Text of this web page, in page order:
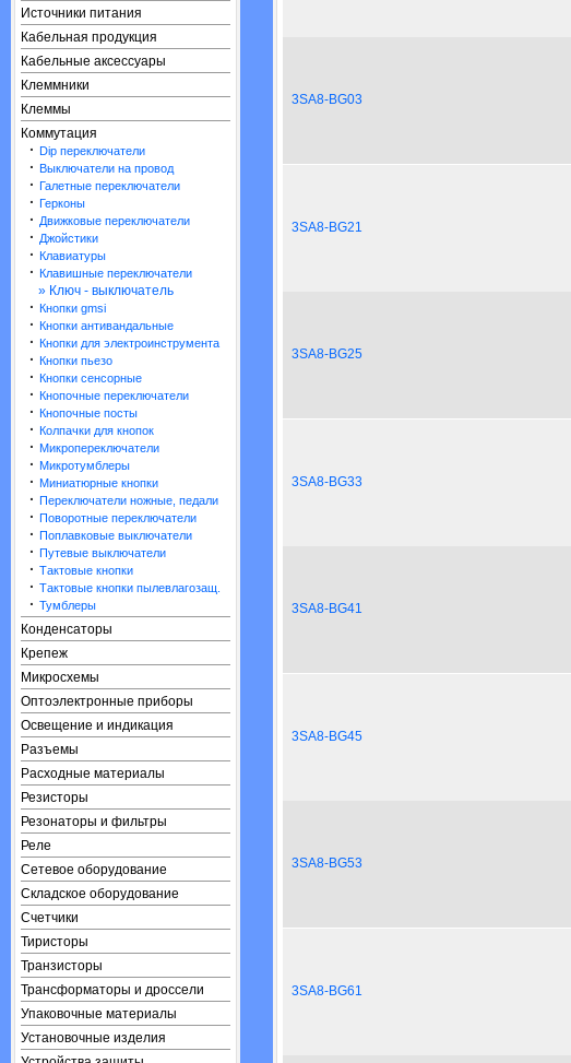
Источники питания
Кабельная продукция
Кабельные аксессуары
Клеммники
Клеммы
Коммутация
· Dip переключатели
· Выключатели на провод
· Галетные переключатели
· Герконы
· Движковые переключатели
· Джойстики
· Клавиатуры
· Клавишные переключатели
» Ключ - выключатель
· Кнопки gmsi
· Кнопки антивандальные
· Кнопки для электроинструмента
· Кнопки пьезо
· Кнопки сенсорные
· Кнопочные переключатели
· Кнопочные посты
· Колпачки для кнопок
· Микропереключатели
· Микротумблеры
· Миниатюрные кнопки
· Переключатели ножные, педали
· Поворотные переключатели
· Поплавковые выключатели
· Путевые выключатели
· Тактовые кнопки
· Тактовые кнопки пылевлагозащ.
· Тумблеры
Конденсаторы
Крепеж
Микросхемы
Оптоэлектронные приборы
Освещение и индикация
Разъемы
Расходные материалы
Резисторы
Резонаторы и фильтры
Реле
Сетевое оборудование
Складское оборудование
Счетчики
Тиристоры
Транзисторы
Трансформаторы и дроссели
Упаковочные материалы
Установочные изделия
3SA8-BG03
3SA8-BG21
3SA8-BG25
3SA8-BG33
3SA8-BG41
3SA8-BG45
3SA8-BG53
3SA8-BG61